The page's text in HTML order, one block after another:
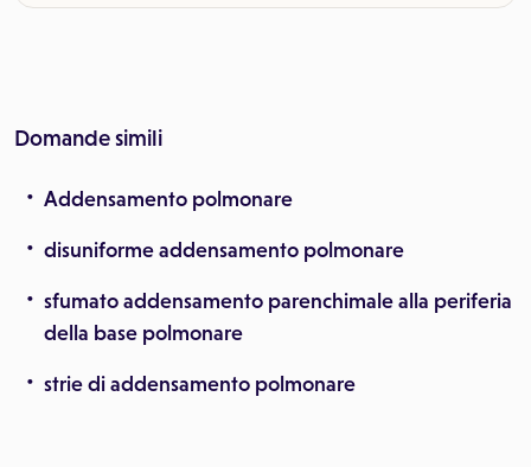
Domande simili
Addensamento polmonare
disuniforme addensamento polmonare
sfumato addensamento parenchimale alla periferia
della base polmonare
strie di addensamento polmonare